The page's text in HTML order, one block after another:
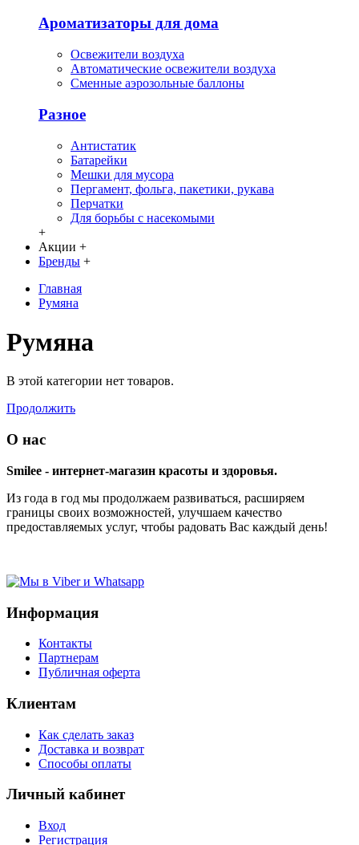
Ароматизаторы для дома
Освежители воздуха
Автоматические освежители воздуха
Сменные аэрозольные баллоны
Разное
Антистатик
Батарейки
Мешки для мусора
Пергамент, фольга, пакетики, рукава
Перчатки
Для борьбы с насекомыми
+
Акции +
Бренды +
Главная
Румяна
Румяна
В этой категории нет товаров.
Продолжить
О нас
Smilee - интернет-магазин красоты и здоровья.
Из года в год мы продолжаем развиваться, расширяем
границы своих возможностей, улучшаем качество
предоставляемых услуг, чтобы радовать Вас каждый день!
Информация
Контакты
Партнерам
Публичная оферта
Клиентам
Как сделать заказ
Доставка и возврат
Способы оплаты
Личный кабинет
Вход
Регистрация